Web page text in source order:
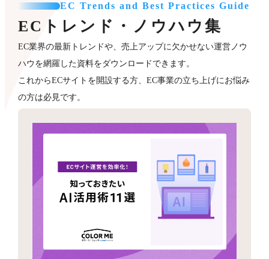
EC Trends and Best Practices Guide
ECトレンド・ノウハウ集
EC業界の最新トレンドや、売上アップに欠かせない運営ノウ
ハウを網羅した資料をダウンロードできます。
これからECサイトを開設する方、EC事業の立ち上げにお悩み
の方は必見です。